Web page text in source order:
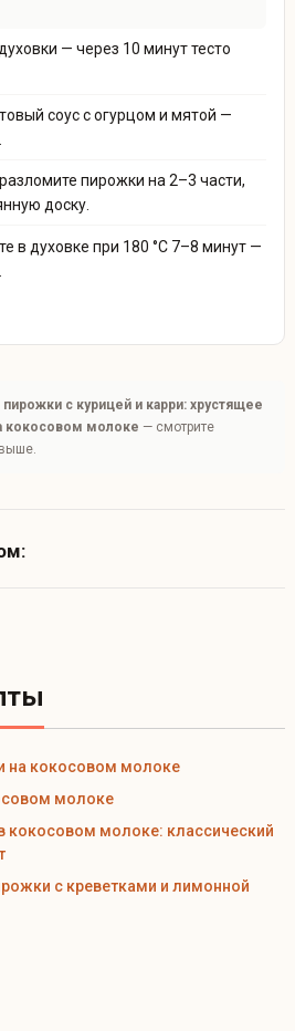
— через 10 минут тесто
соус с огурцом и мятой —
разломите пирожки на 2–3 части,
доску.
в духовке при 180 °C 7–8 минут —
с курицей и карри: хрустящее
кокосовом молоке — смотрите
на кокосовом молоке
молоке
кокосовом молоке: классический
с креветками и лимонной